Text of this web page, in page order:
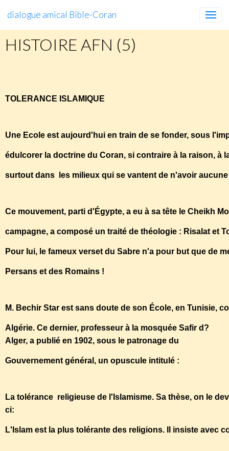
dialogue amical Bible-Coran
HISTOIRE AFN (5)
TOLERANCE ISLAMIQUE
Une Ecole est aujourd'hui en train de se fonder, sous
édulcorer la doctrine du Coran, si contraire à la raison, à
surtout dans les milieux qui se vantent de n'avoir
Ce mouvement, parti d'Égypte, a eu à sa tête le Cheikh
campagne, a composé un traité de théologie : Risalat et
Pour lui, le fameux verset du Sabre n'a pour but que de
Persans et des Romains !
M. Bechir Star est sans doute de son École, en Tunisie,
Algérie. Ce dernier, professeur à la mosquée Safir d?
Alger, a publié en 1902, sous le patronage du
Gouvernement général, un opuscule intitulé :
La tolérance religieuse de l'Islamisme. Sa thèse, on le
ci:
L'Islam est la plus tolérante des religions. Il insiste avec